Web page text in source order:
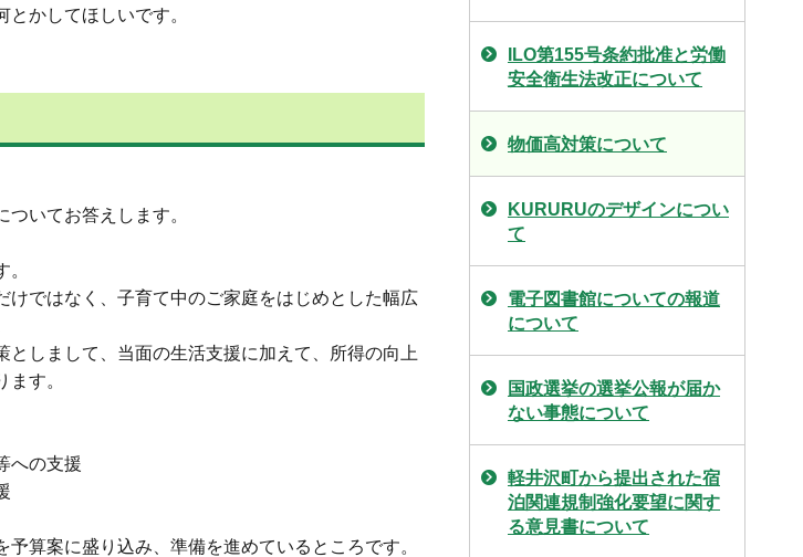
かしてほしいです。
いてお答えします。
ではなく、子育て中のご家庭をはじめとした幅広
しまして、当面の生活支援に加えて、所得の向上
す。
への支援
算案に盛り込み、準備を進めているところです。
ILO第155号条約批准と労働
安全衛生法改正について
物価高対策について
KURURUのデザインについ
て
電子図書館についての報道
について
国政選挙の選挙公報が届か
ない事態について
軽井沢町から提出された宿
泊関連規制強化要望に関す
る意見書について